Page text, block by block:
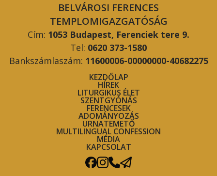
BELVÁROSI FERENCES
TEMPLOMIGAZGATÓSÁG
Cím: 1053 Budapest, Ferenciek tere 9.
Tel: 0620 373-1580
Bankszámlaszám: 11600006-00000000-40682275
KEZDŐLAP
HÍREK
LITURGIKUS ÉLET
SZENTGYÓNÁS
FERENCESEK
ADOMÁNYOZÁS
URNATEMETŐ
MULTILINGUAL CONFESSION
MÉDIA
KAPCSOLAT